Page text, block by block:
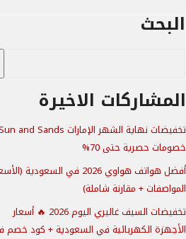
البحث
المشاركات الاخيرة
خصومات حصرية حتى 70%
أفضل هواتف هواوي 2026 في السعودية
المواصفات + مقارنة شاملة)
تخفيضات السيف غاليري اليوم 2026 🔥 أسعار
الأجهزة الكهربائية في السعودية + كود خصم